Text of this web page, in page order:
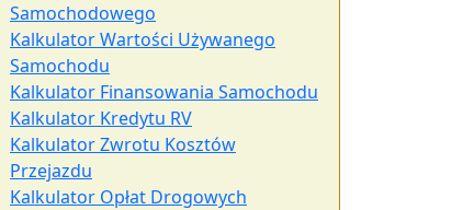
Samochodowego
Kalkulator Wartości Używanego
Samochodu
Kalkulator Finansowania Samochodu
Kalkulator Kredytu RV
Kalkulator Zwrotu Kosztów
Przejazdu
Kalkulator Opłat Drogowych